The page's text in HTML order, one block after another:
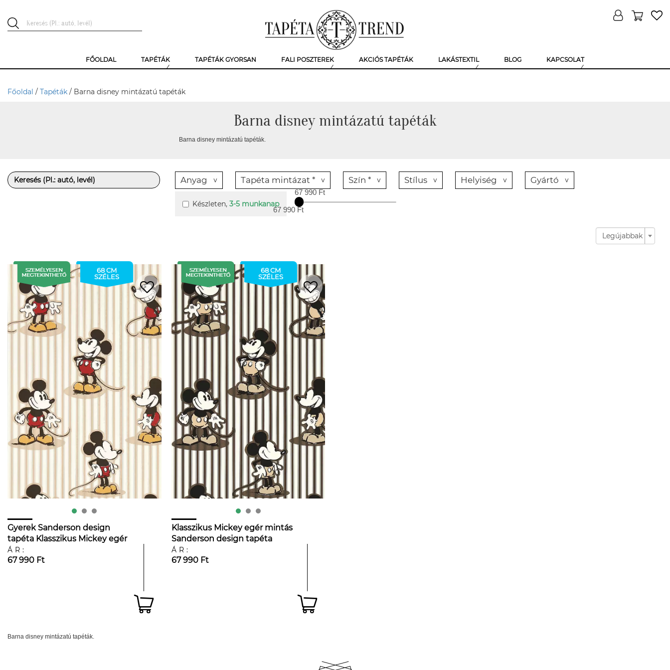
FŐOLDAL TAPÉTÁK TAPÉTÁK GYORSAN FALI POSZTEREK AKCIÓS TAPÉTÁK LAKÁSTEXTIL BLOG KAPCSOLAT
Főoldal / Tapéták / Barna disney mintázatú tapéták
Barna disney mintázatú tapéták
Barna disney mintázatú tapéták.
Anyag Tapéta mintázat * Szín * Stílus Helyiség Gyártó
Készleten, 3-5 munkanap
67 990 Ft
67 990 Ft
Legújabbak
68 CM
SZÉLES
Gyerek Sanderson design
tapéta Klasszikus Mickey egér
mintával
ÁR:
67 990 Ft
68 CM
SZÉLES
Klasszikus Mickey egér mintás
Sanderson design tapéta
ÁR:
67 990 Ft
Barna disney mintázatú tapéták.